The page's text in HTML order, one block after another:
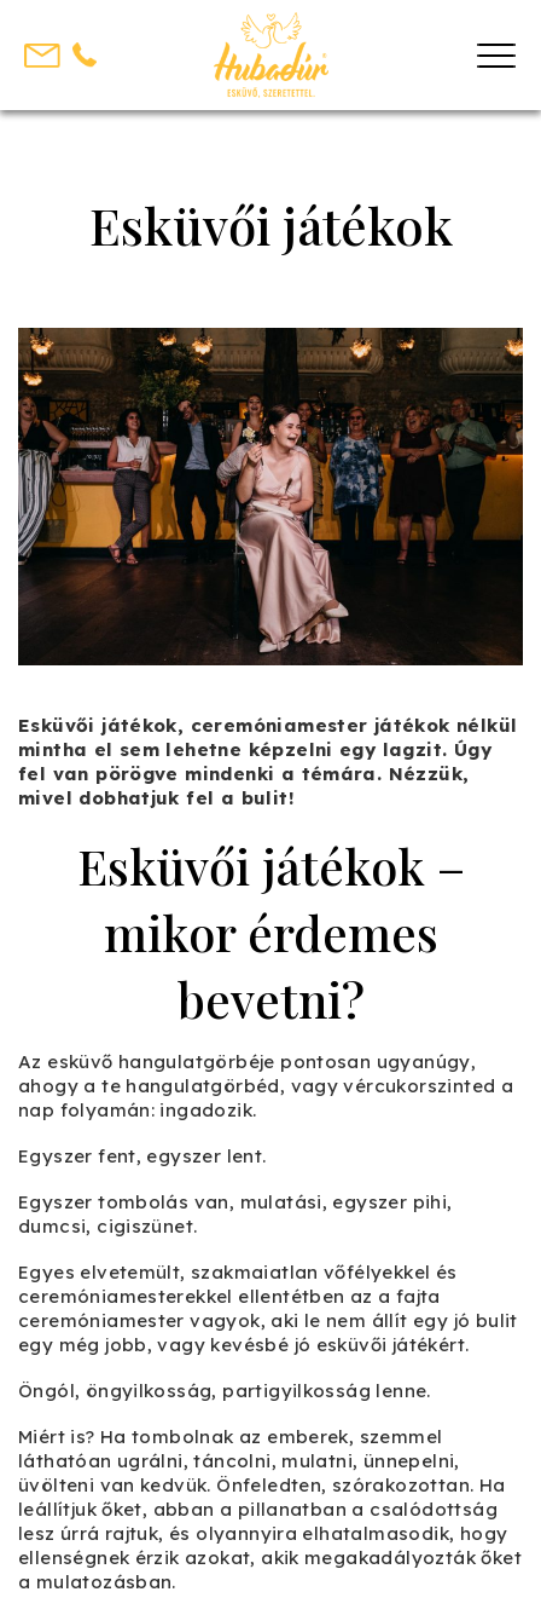
content
Esküvői játékok
Esküvői játékok, ceremóniamester játékok nélkül
mintha el sem lehetne képzelni egy lagzit. Úgy
fel van pörögve mindenki a témára. Nézzük,
mivel dobhatjuk fel a bulit!
Esküvői játékok –
mikor érdemes
bevetni?
Az esküvő hangulatgörbéje pontosan ugyanúgy,
ahogy a te hangulatgörbéd, vagy vércukorszinted a
nap folyamán: ingadozik.
Egyszer fent, egyszer lent.
Egyszer tombolás van, mulatási, egyszer pihi,
dumcsi, cigiszünet.
Egyes elvetemült, szakmaiatlan vőfélyekkel és
ceremóniamesterekkel ellentétben az a fajta
ceremóniamester vagyok, aki le nem állít egy jó bulit
egy még jobb, vagy kevésbé jó esküvői játékért.
Öngól, öngyilkosság, partigyilkosság lenne.
Miért is? Ha tombolnak az emberek, szemmel
láthatóan ugrálni, táncolni, mulatni, ünnepelni,
üvölteni van kedvük. Önfeledten, szórakozottan. Ha
leállítjuk őket, abban a pillanatban a csalódottság
lesz úrrá rajtuk, és olyannyira elhatalmasodik, hogy
ellenségnek érzik azokat, akik megakadályozták őket
a mulatozásban.